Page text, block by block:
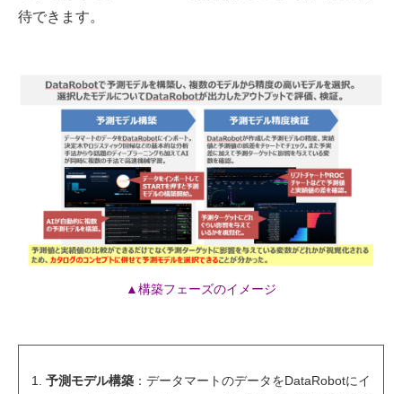
待できます。
▲構築フェーズのイメージ
予測モデル構築 ：データマートのデータをDataRobotにイ